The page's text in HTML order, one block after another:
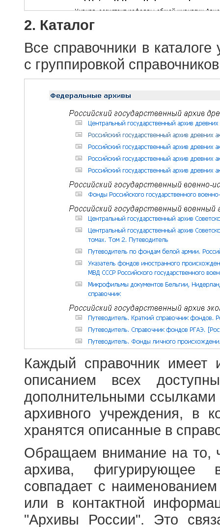
2. Каталог
Все справочники в
с группировкой
Каждый справочник имеет
описанием всех
дополнительными
архивного учреждения, в
хранятся описанные в
Обращаем внимание на то,
архива, фигурирующее
совпадает с
или в контактной
"Архивы России". Это